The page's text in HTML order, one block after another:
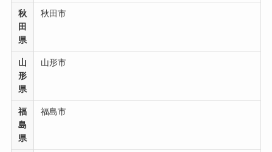
秋
田
県
秋田市
山
形
県
山形市
福
島
県
福島市